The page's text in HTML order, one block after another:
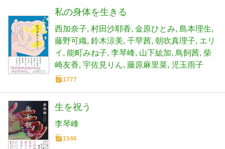
私の身体を生きる
西加奈子 村田沙耶香 金原ひとみ 島本理生
藤野可織 鈴木涼美 千早茜 朝吹真理子 エリ
イ
能町みね子 李琴峰 山下紘加 鳥飼茜 柴
崎友香 宇佐見りん 藤原麻里菜 児玉雨子
1777
生を祝う
李琴峰
1546